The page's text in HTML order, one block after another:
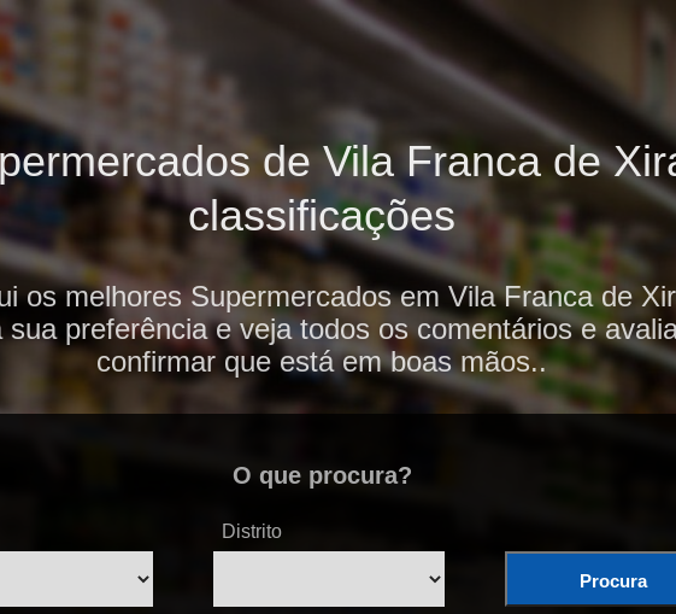
de Vila Franca de
classificações
os melhores Supermercados em Vila Franca de
sua preferência e veja todos os comentários e
confirmar que está em boas mãos..
O que procura?
Distrito
Procura